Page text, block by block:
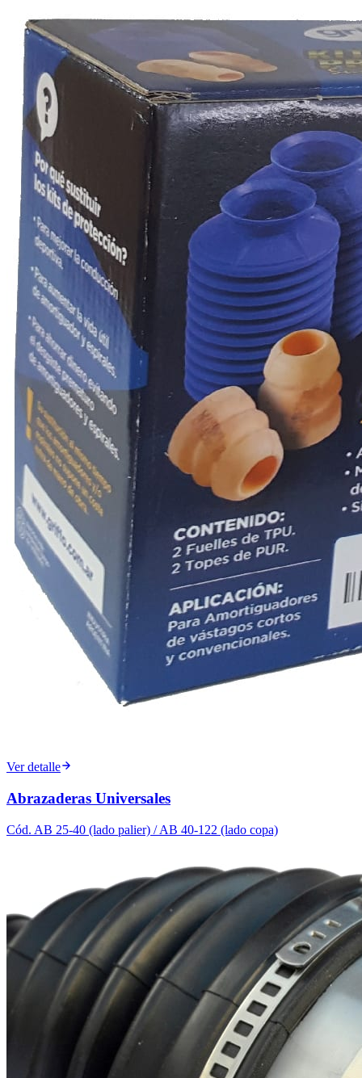
Ver detalle
Abrazaderas Universales
Cód. AB 25-40 (lado palier) / AB 40-122 (lado copa)